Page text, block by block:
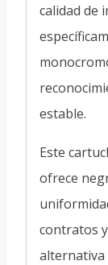
calidad de
estable.
Este
ofrece
contratos
alternativa